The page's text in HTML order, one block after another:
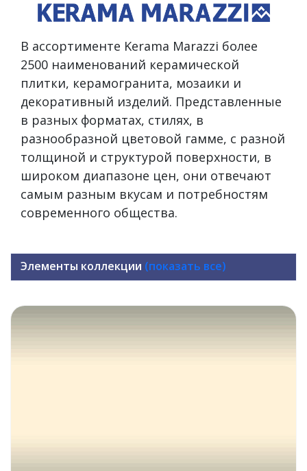
В ассортименте Kerama Marazzi более
2500 наименований керамической
плитки, керамогранита, мозаики и
декоративный изделий. Представленные
в разных форматах, стилях, в
разнообразной цветовой гамме, с разной
толщиной и структурой поверхности, в
широком диапазоне цен, они отвечают
самым разным вкусам и потребностям
современного общества.
Элементы коллекции (показать все)